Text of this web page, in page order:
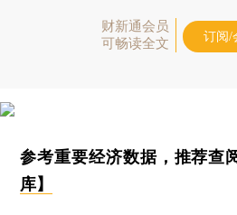
财新通会员
可畅读全文
订阅/
参考重要经济数据，推荐查
库】